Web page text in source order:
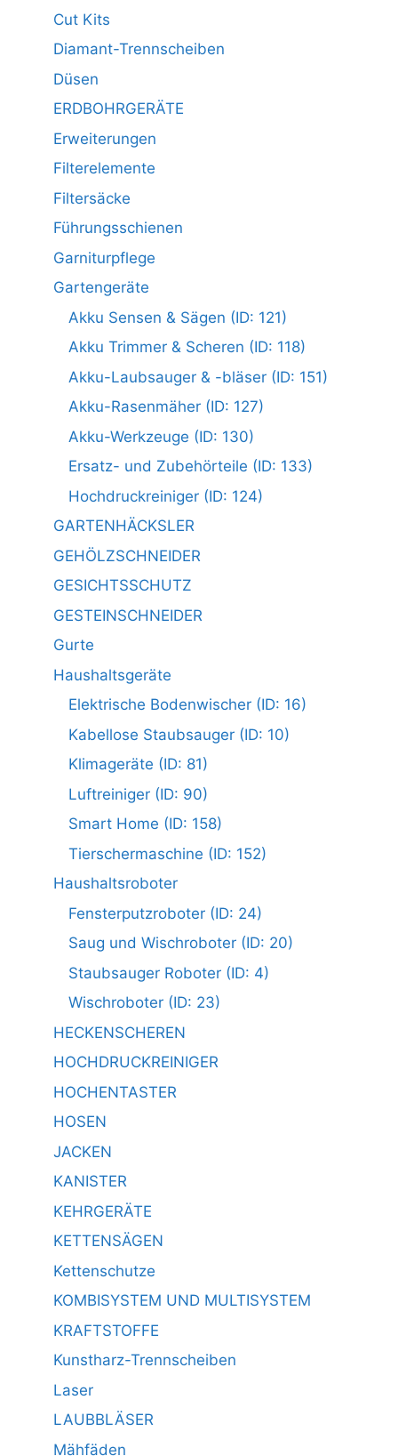
Cut Kits
Diamant-Trennscheiben
Düsen
ERDBOHRGERÄTE
Erweiterungen
Filterelemente
Filtersäcke
Führungsschienen
Garniturpflege
Gartengeräte
Akku Sensen & Sägen (ID: 121)
Akku Trimmer & Scheren (ID: 118)
Akku-Laubsauger & -bläser (ID: 151)
Akku-Rasenmäher (ID: 127)
Akku-Werkzeuge (ID: 130)
Ersatz- und Zubehörteile (ID: 133)
Hochdruckreiniger (ID: 124)
GARTENHÄCKSLER
GEHÖLZSCHNEIDER
GESICHTSSCHUTZ
GESTEINSCHNEIDER
Gurte
Haushaltsgeräte
Elektrische Bodenwischer (ID: 16)
Kabellose Staubsauger (ID: 10)
Klimageräte (ID: 81)
Luftreiniger (ID: 90)
Smart Home (ID: 158)
Tierschermaschine (ID: 152)
Haushaltsroboter
Fensterputzroboter (ID: 24)
Saug und Wischroboter (ID: 20)
Staubsauger Roboter (ID: 4)
Wischroboter (ID: 23)
HECKENSCHEREN
HOCHDRUCKREINIGER
HOCHENTASTER
HOSEN
JACKEN
KANISTER
KEHRGERÄTE
KETTENSÄGEN
Kettenschutze
KOMBISYSTEM UND MULTISYSTEM
KRAFTSTOFFE
Kunstharz-Trennscheiben
Laser
LAUBBLÄSER
Mähfäden